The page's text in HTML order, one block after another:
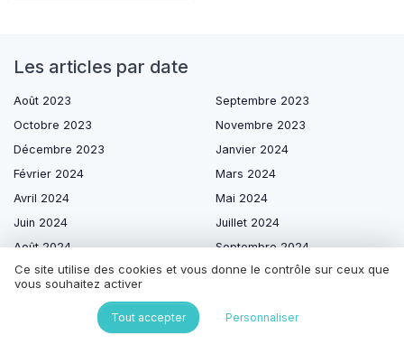
Les articles par date
Août 2023
Septembre 2023
Octobre 2023
Novembre 2023
Décembre 2023
Janvier 2024
Février 2024
Mars 2024
Avril 2024
Mai 2024
Juin 2024
Juillet 2024
Août 2024
Septembre 2024
Octobre 2024
Novembre 2024
Avril 2025
Ce site utilise des cookies et vous donne le contrôle sur ceux que
vous souhaitez activer
Tout accepter Personnaliser